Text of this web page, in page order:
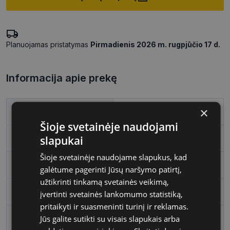
Planuojamas pristatymas Pirmadienis 2026 m. rugpjūčio 17 d.
Informacija apie prekę
Išleidimo metai
Rėmelio dydis
Rėmo spalva green
Rėmelio medžiaga Plastmasinis
×
Šioje svetainėje naudojami
slapukai
Šioje svetainėje naudojame slapukus, kad
galėtume pagerinti Jūsų naršymo patirtį,
užtikrinti tinkamą svetainės veikimą,
įvertinti svetainės lankomumo statistiką,
pritaikyti ir suasmeninti turinį ir reklamas.
Jūs galite sutikti su visais slapukais arba